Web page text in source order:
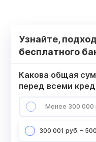
Узнайте,
бесплатного
Какова общая
перед всеми
Менее 300 000
300 001 руб. –